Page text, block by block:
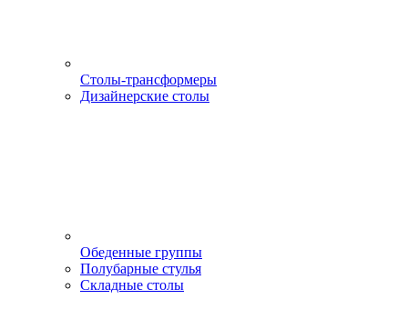
Столы-трансформеры
Дизайнерские столы
Обеденные группы
Полубарные стулья
Складные столы